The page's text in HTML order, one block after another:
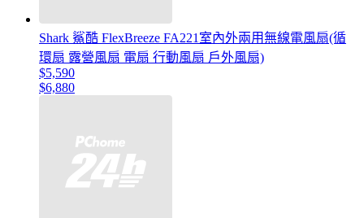
Shark 鯊酷 FlexBreeze FA221室內外兩用無線電風扇(循
環扇 露營風扇 電扇 行動風扇 戶外風扇)
$5,590
$6,880